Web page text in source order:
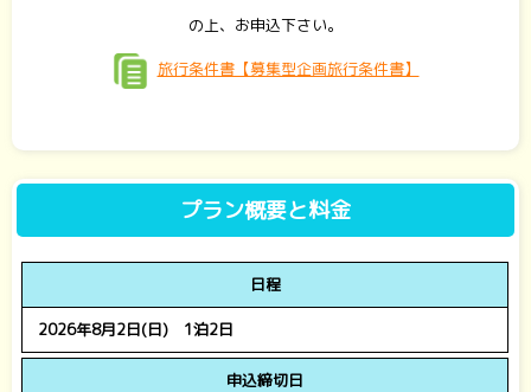
の上、お申込下さい。
旅行条件書【募集型企画旅行条件書】
プラン概要と料金
日程
2026年8月2日(日) 1泊2日
申込締切日